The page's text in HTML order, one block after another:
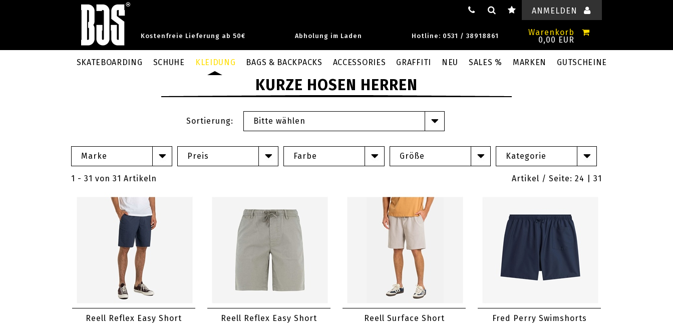
Kostenfreie Lieferung ab 50€ Abholung im Laden Hotline: 0531 / 38918861
ANMELDEN
Warenkorb
0,00 EUR
SKATEBOARDING SCHUHE KLEIDUNG BAGS & BACKPACKS ACCESSORIES GRAFFITI NEU SALES % MARKEN GUTSCHEINE
KURZE HOSEN HERREN
Sortierung: Bitte wählen
Marke Preis Farbe Größe Kategorie
1 - 31 von 31 Artikeln Artikel / Seite: 24 31
Reell Reflex Easy Short Reell Reflex Easy Short Reell Surface Short Fred Perry Swimshorts